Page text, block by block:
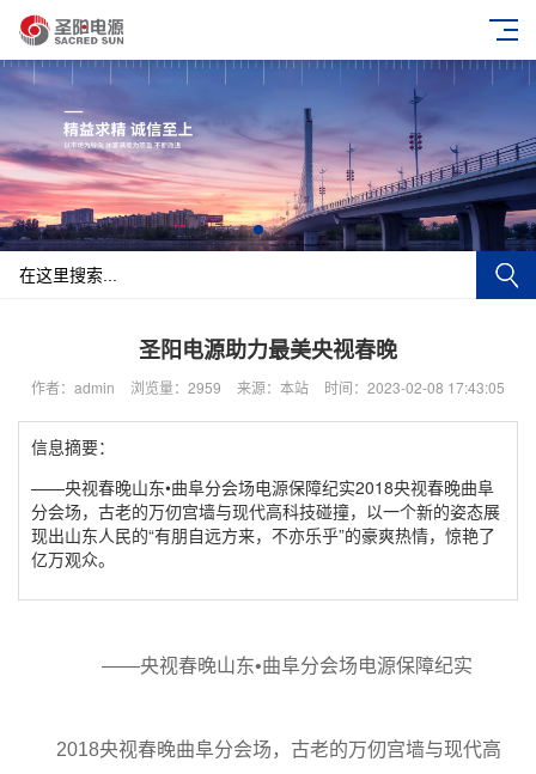
圣阳电源助力最美央视春晚
作者：admin 浏览量：2959 来源：本站 时间：2023-02-08 17:43:05
信息摘要：
——央视春晚山东•曲阜分会场电源保障纪实2018央视春晚曲阜
分会场，古老的万仞宫墙与现代高科技碰撞，以一个新的姿态展
现出山东人民的“有朋自远方来，不亦乐乎”的豪爽热情，惊艳了
亿万观众。
——央视春晚山东•曲阜分会场电源保障纪实
2018央视春晚曲阜分会场，古老的万仞宫墙与现代高